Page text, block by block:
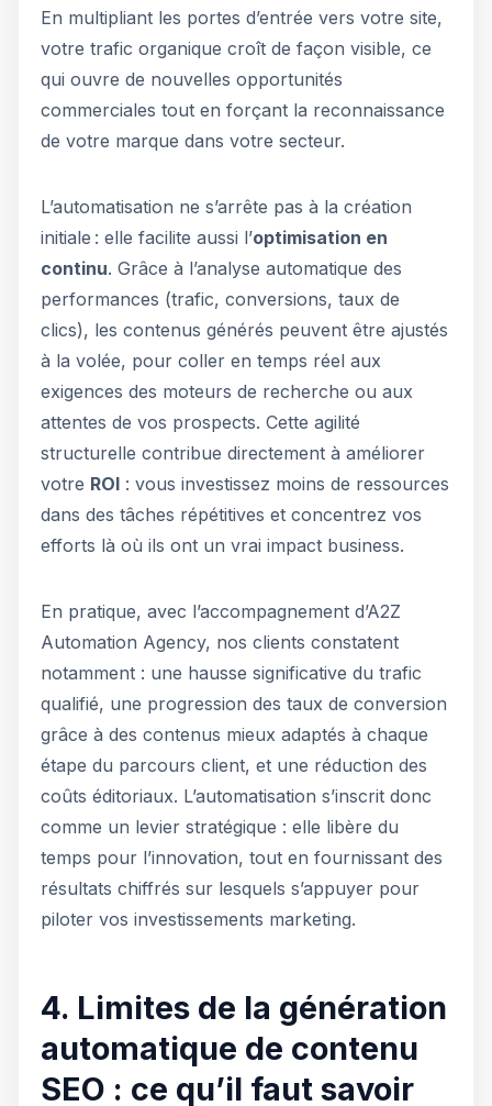
En multipliant les portes d’entrée vers votre site,
votre trafic organique croît de façon visible, ce
qui ouvre de nouvelles opportunités
commerciales tout en forçant la reconnaissance
de votre marque dans votre secteur.
L’automatisation ne s’arrête pas à la création
initiale : elle facilite aussi l’optimisation en
continu. Grâce à l’analyse automatique des
performances (trafic, conversions, taux de
clics), les contenus générés peuvent être ajustés
à la volée, pour coller en temps réel aux
exigences des moteurs de recherche ou aux
attentes de vos prospects. Cette agilité
structurelle contribue directement à améliorer
votre ROI : vous investissez moins de ressources
dans des tâches répétitives et concentrez vos
efforts là où ils ont un vrai impact business.
En pratique, avec l’accompagnement d’A2Z
Automation Agency, nos clients constatent
notamment : une hausse significative du trafic
qualifié, une progression des taux de conversion
grâce à des contenus mieux adaptés à chaque
étape du parcours client, et une réduction des
coûts éditoriaux. L’automatisation s’inscrit donc
comme un levier stratégique : elle libère du
temps pour l’innovation, tout en fournissant des
résultats chiffrés sur lesquels s’appuyer pour
piloter vos investissements marketing.
4. Limites de la génération
automatique de contenu
SEO : ce qu’il faut savoir